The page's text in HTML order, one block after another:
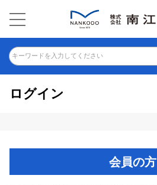
キーワードを入力してください
ログイン
会員の方